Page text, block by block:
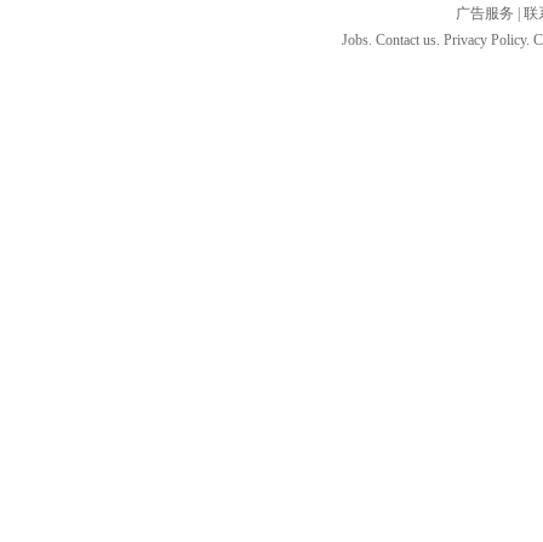
广告服务
联
Jobs. Contact us. Privacy Policy.